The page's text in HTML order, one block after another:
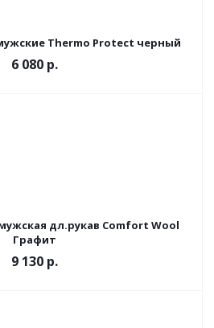
Thermo Protect черный
6 080 р.
дл.рукав Comfort Wool
Графит
9 130 р.